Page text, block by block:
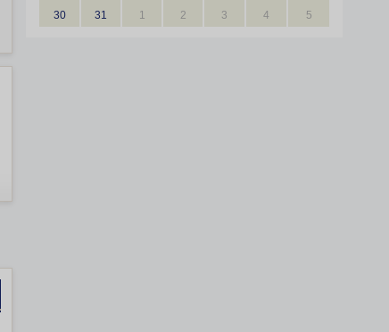
30
31 1 2 3 4 5